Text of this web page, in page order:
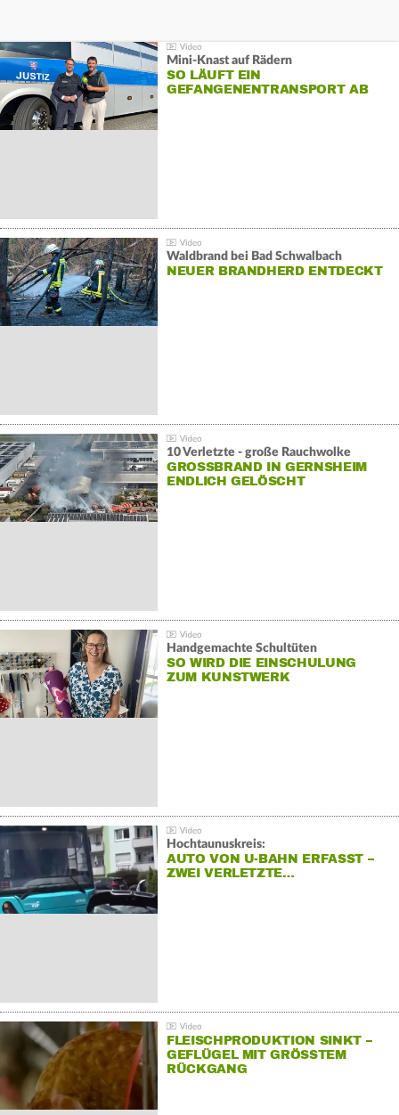
Mini-Knast auf Rädern
SO LÄUFT EIN
GEFANGENENTRANSPORT AB
Waldbrand bei Bad Schwalbach
NEUER BRANDHERD ENTDECKT
10 Verletzte - große Rauchwolke
GROSSBRAND IN GERNSHEIM E
NDLICH GELÖSCHT
Handgemachte Schultüten
SO WIRD DIE EINSCHULUNG
ZUM KUNSTWERK
Hochtaunuskreis:
AUTO VON U-BAHN ERFASST –
ZWEI VERLETZTE…
FLEISCHPRODUKTION SINKT –
GEFLÜGEL MIT GRÖSSTEM R
ÜCKGANG